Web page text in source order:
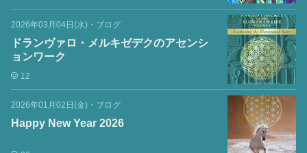
2026年03月04日(水) ・ ブログ
ドランヴァロ・メルキゼデクのアセンシ
ョンワーク
12
2026年01月02日(金) ・ ブログ
Happy New Year 2026